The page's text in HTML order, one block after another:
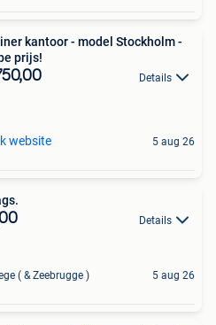
kantoor - model Stockholm -
prijs!
Details
website 5 aug 26
Details
( & Zeebrugge ) 5 aug 26